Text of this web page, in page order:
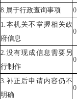
8.属于行政查询事项
0
1.本机关不掌握相关政
府信息
0
2.没有现成信息需要另
行制作
0
3.补正后申请内容仍不
明确
0